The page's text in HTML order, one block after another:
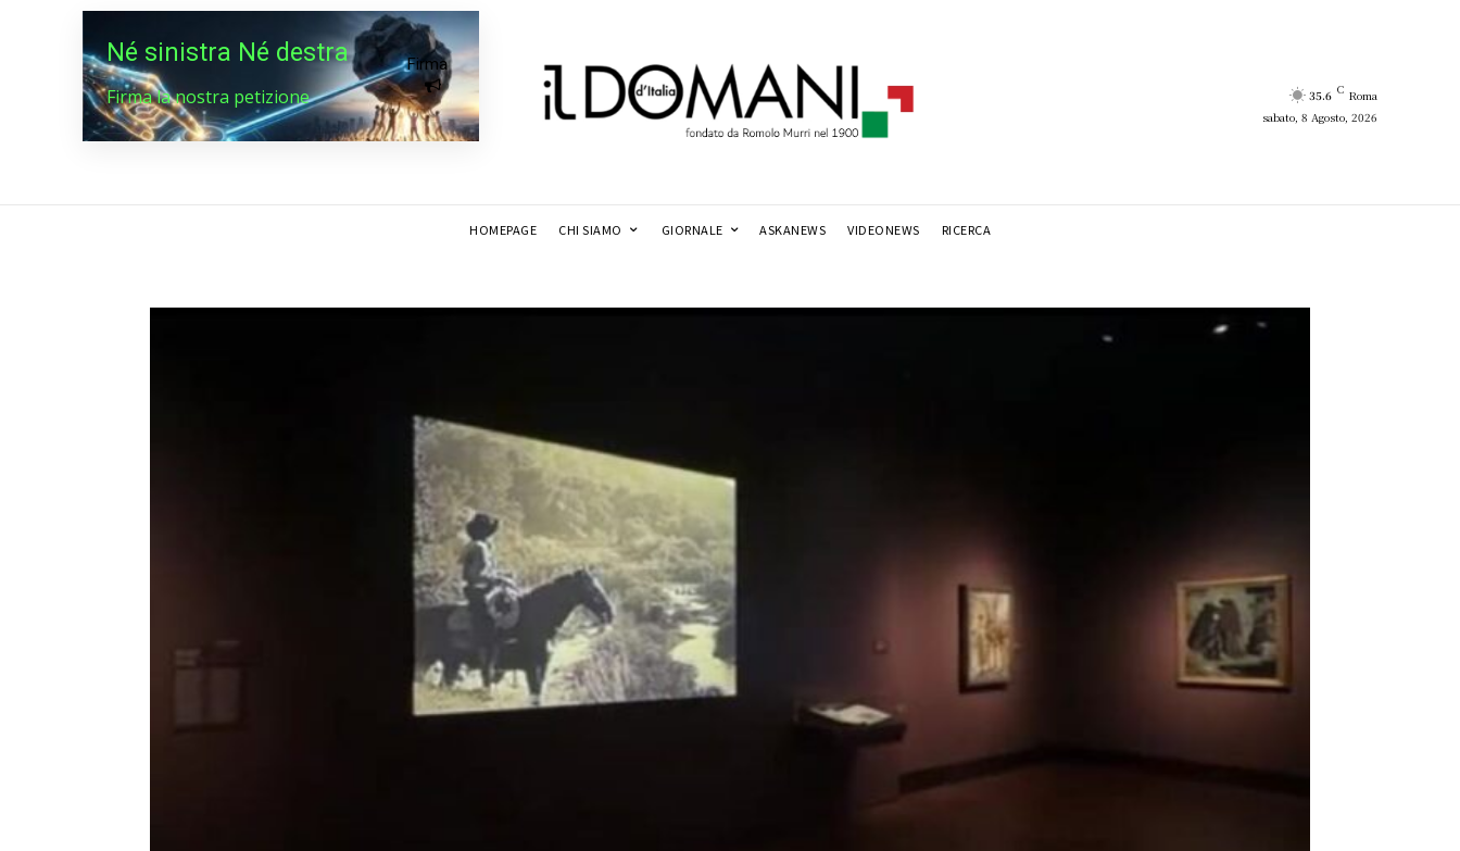
Né sinistra Né destra
Firma la nostra petizione
Firma
35.6 C Roma
sabato, 8 Agosto, 2026
HOMEPAGE CHI SIAMO GIORNALE ASKANEWS VIDEONEWS RICERCA